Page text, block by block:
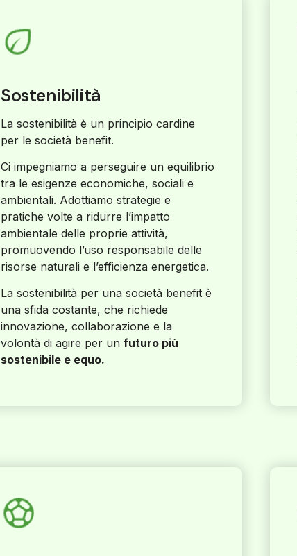
Sostenibilità
La sostenibilità è un principio cardine
per le società benefit.
Ci impegniamo a perseguire un equilibrio
tra le esigenze economiche, sociali e
ambientali. Adottiamo strategie e
pratiche volte a ridurre l’impatto
ambientale delle proprie attività,
promuovendo l’uso responsabile delle
risorse naturali e l’efficienza energetica.
La sostenibilità per una società benefit è
una sfida costante, che richiede
innovazione, collaborazione e la
volontà di agire per un futuro più
sostenibile e equo.